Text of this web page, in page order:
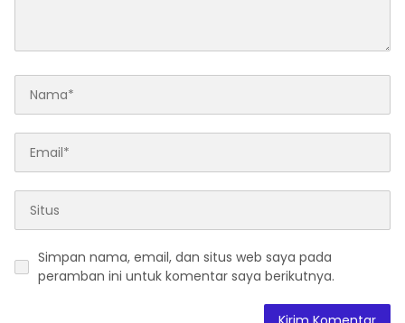
Simpan nama, email, dan situs web saya pada
peramban ini untuk komentar saya berikutnya.